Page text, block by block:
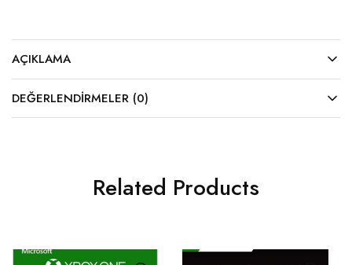
AÇIKLAMA
DEĞERLENDIRMELER (0)
Related Products